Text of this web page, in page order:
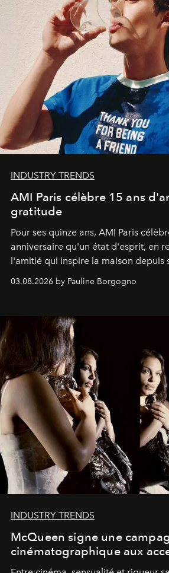
INDUSTRY TRENDS
AMI Paris célèbre 15 ans
gratitude
Pour ses quinze ans, AMI Paris
anniversaire qu'un état d'esprit, en
l'amitié qui inspire la maison depuis
03.08.2026 by Pauline Borgogno
INDUSTRY TRENDS
McQueen signe une
cinématographique aux